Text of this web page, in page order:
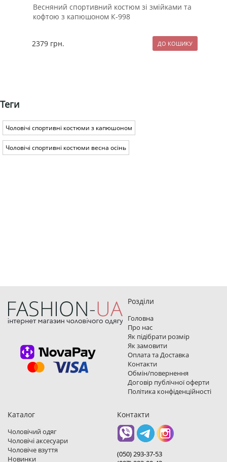
Весняний спортивний костюм зі змійками та
кофтою з капюшоном К-998
2379 грн.
Теги
Чоловічі спортивні костюми з капюшоном
Чоловічі спортивні костюми весна осінь
Розділи
Головна
Про нас
Як підібрати розмір
Як замовити
Оплата та Доставка
Контакти
Обмін/повернення
Договір публічної оферти
Політика конфіденційності
Каталог
Чоловічий одяг
Чоловічі аксесуари
Чоловіче взуття
Новинки
Контакти
(050) 293-37-53